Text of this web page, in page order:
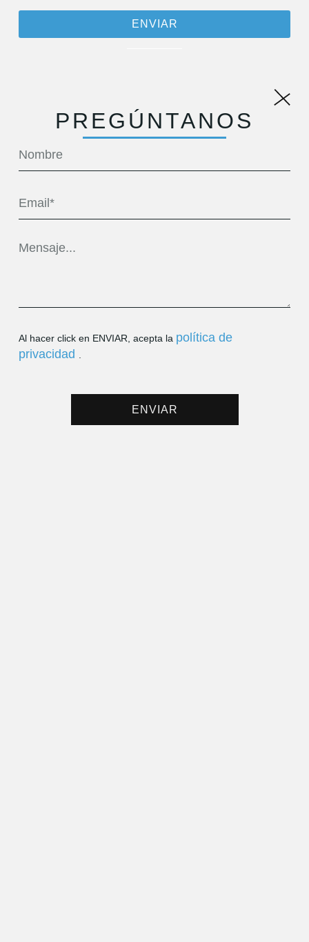
ENVIAR
PREGÚNTANOS
Al hacer click en ENVIAR, acepta la política de
privacidad
ENVIAR